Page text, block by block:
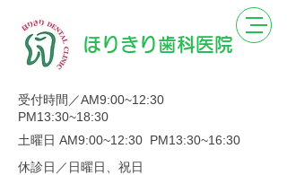
ほりきり歯科医院
受付時間／AM9:00~12:30
PM13:30~18:30
土曜日 AM9:00~12:30 PM13:30~16:30
休診日／日曜日、祝日